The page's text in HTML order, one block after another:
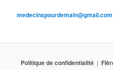
medecinspourdemain@gmail.com
Politique de confidentialité